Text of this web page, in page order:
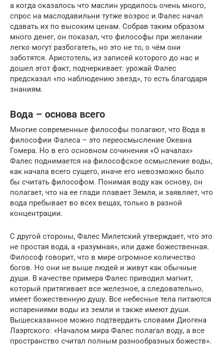
а когда оказалось что маслин уродилось очень много,
спрос на маслодавильни тутже возрос и Фалес начал
сдавать их по высоким ценам. Собрав таким образом
много денег, он показал, что философы при желании
легко могут разбогатеть, но это не то, о чём они
заботятся. Аристотель, из записей которого до нас и
дошел этот факт, подчеркивает: урожай Фалес
предсказал «по наблюдению звезд», то есть благодаря
знаниям.
Вода – основа всего
Многие современные философы полагают, что Вода в
философии Фалеса – это переосмысление Океана
Гомера. Но в его основном сочинении «О началах»
Фалес поднимается на философское осмысление воды,
как начала всего сущего, иначе его невозможно было
бы считать философом. Понимая воду как основу, он
полагает, что на ее глади плавает Земля, и заявляет, что
вода пребывает во всех вещах, только в разной
концентрации.
С другой стороны, Фалес Милетский утверждает, что это
не простая вода, а «разумная», или даже божественная.
Философ говорит, что в мире огромное количество
богов. Но они не выше людей и живут как обычные
души. В качестве примера Фалес приводил магнит,
который притягивает все железное, а следовательно,
имеет божественную душу. Все небесные тела питаются
испарениями воды из земли и также имеют души.
Вышесказанное можно подтвердить словами Диогена
Лаэртского: «Началом мира Фалес полагал воду, а все
пространство считал полным разнообразных божеств».